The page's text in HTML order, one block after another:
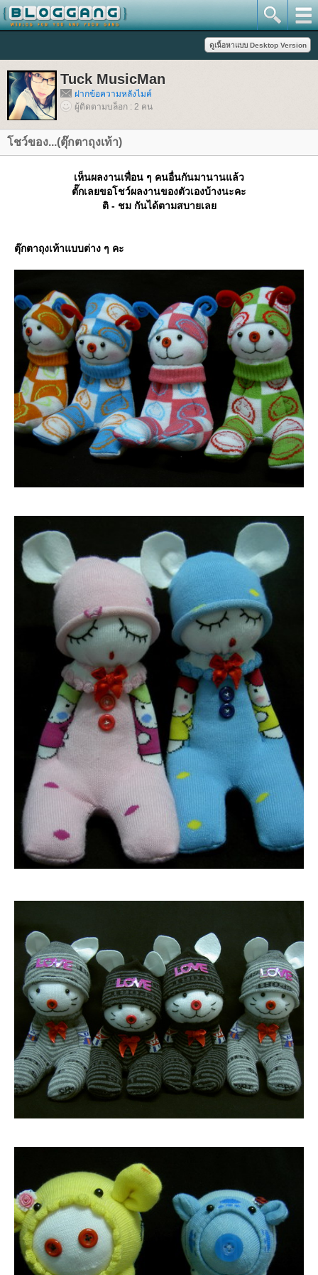
Tuck MusicMan
ฝากข้อความหลังไมค์
ผู้ติดตามบล็อก : 2 คน
ชว์ของ...(ตุ๊กตาถุงเท้า)
เห็นผลงานเพื่อน ๆ คนอื่นกันมานานแล้ว
ตั๊กเลยขอโชว์ผลงานของตัวเองบ้างนะคะ
ติ - ชม กันได้ตามสบายเล
ตุ๊กตาถุงเท้าแบบต่าง ๆ คะ